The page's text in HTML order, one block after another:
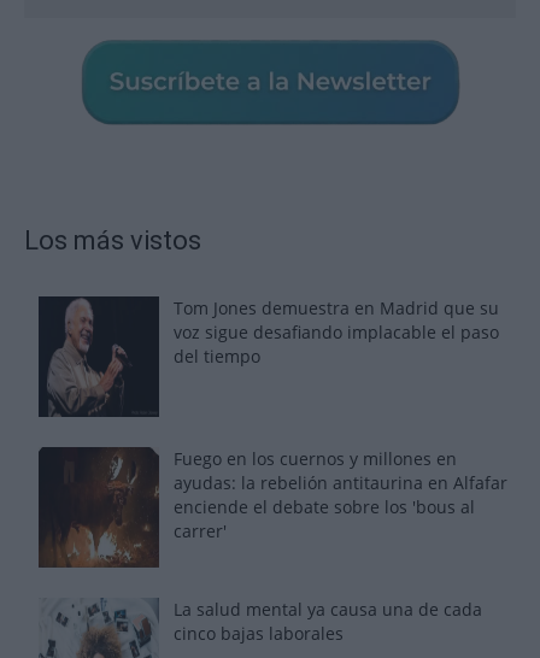
Los más vistos
Tom Jones demuestra en Madrid que su
voz sigue desafiando implacable el paso
del tiempo
Fuego en los cuernos y millones en
ayudas: la rebelión antitaurina en Alfafar
enciende el debate sobre los 'bous al
carrer'
La salud mental ya causa una de cada
cinco bajas laborales